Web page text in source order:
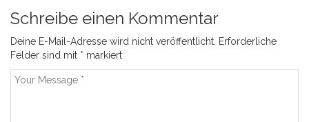
Schreibe einen Kommentar
Deine E-Mail-Adresse wird nicht veröffentlicht. Erforderliche
Felder sind mit * markiert